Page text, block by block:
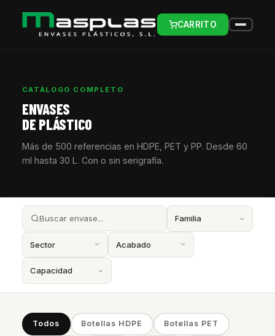
CARRITO
CATÁLOGO COMPLETO
ENVASES
DE PLÁSTICO
Más de 500 referencias en HDPE, PET y PP. Desde 60
ml hasta 30 L. Con o sin serigrafía.
Todos Botellas HDPE Botellas PET